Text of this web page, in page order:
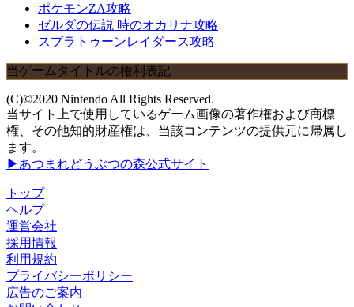
ポケモンZA攻略
ゼルダの伝説 時のオカリナ攻略
スプラトゥーンレイダース攻略
当ゲームタイトルの権利表記
(C)©2020 Nintendo All Rights Reserved.
当サイト上で使用しているゲーム画像の著作権および商標
権、その他知的財産権は、当該コンテンツの提供元に帰属し
ます。
▶あつまれどうぶつの森公式サイト
トップ
ヘルプ
運営会社
採用情報
利用規約
プライバシーポリシー
広告のご案内